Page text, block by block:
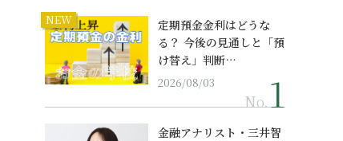
NEW
定期預金金利はどうな
る？ 今後の見通しと「預
け替え」判断…
2026/08/03
No.
金融アナリスト・三井智